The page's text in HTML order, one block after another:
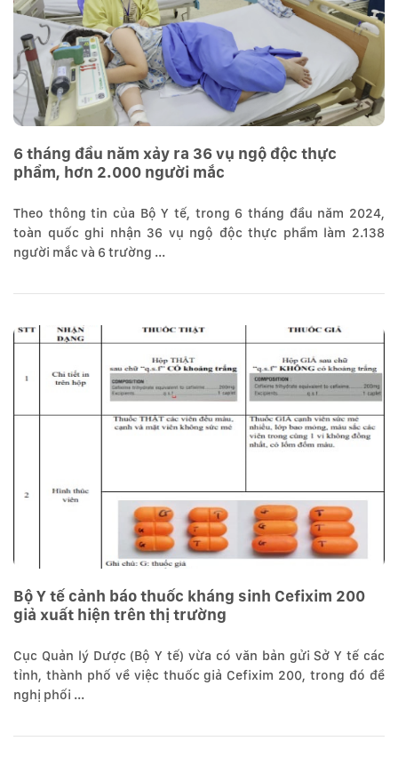
6 tháng đầu năm xảy ra 36 vụ ngộ độc thực
phẩm, hơn 2.000 người mắc
Theo thông tin của Bộ Y tế, trong 6 tháng đầu năm 2024,
toàn quốc ghi nhận 36 vụ ngộ độc thực phẩm làm 2.138
người mắc và 6 trường ...
Bộ Y tế cảnh báo thuốc kháng sinh Cefixim 200
giả xuất hiện trên thị trường
Cục Quản lý Dược (Bộ Y tế) vừa có văn bản gửi Sở Y tế các
tỉnh, thành phố về việc thuốc giả Cefixim 200, trong đó đề
nghị phối ...